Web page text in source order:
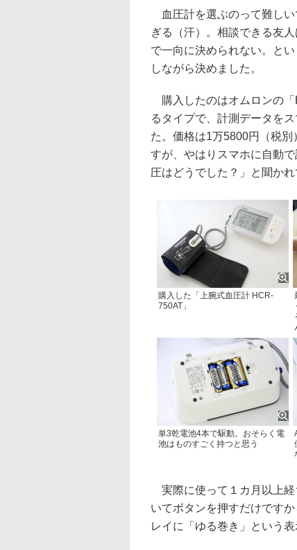
血圧計を選ぶのって難しい
ぎる（汗）。相談できる友
で一向に決められない。と
しながら決めました。
購入したのはオムロンの「
るタイプで、計測データを
た。価格は1万5800円（税
すが、やはりスマホに自動
圧はどうでした？」と聞か
購入した「上腕式血圧計 HCR-
750AT」
単3乾電池4本で駆動。おそらく電
池はものすごく持つと思う
実際に使って１カ月以上経
いてボタンを押すだけです
レイに「ゆる巻き」という